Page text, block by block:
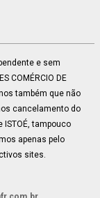
e sem
COMÉRCIO DE
também que não
cancelamento do
tampouco
apenas pelo
sites.